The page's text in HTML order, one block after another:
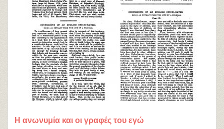
Η ανωνυμία και οι γραφές του εγώ